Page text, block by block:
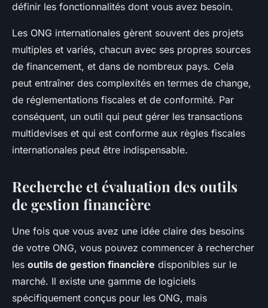
définir les fonctionnalités dont vous avez besoin.
Les ONG internationales gèrent souvent des projets
multiples et variés, chacun avec ses propres sources
de financement, et dans de nombreux pays. Cela
peut entraîner des complexités en termes de change,
de réglementations fiscales et de conformité. Par
conséquent, un outil qui peut gérer les transactions
multidevises et qui est conforme aux règles fiscales
internationales peut être indispensable.
Recherche et évaluation des outils
de gestion financière
Une fois que vous avez une idée claire des besoins
de votre ONG, vous pouvez commencer à rechercher
les outils de gestion financière disponibles sur le
marché. Il existe une gamme de logiciels
spécifiquement conçus pour les ONG, mais